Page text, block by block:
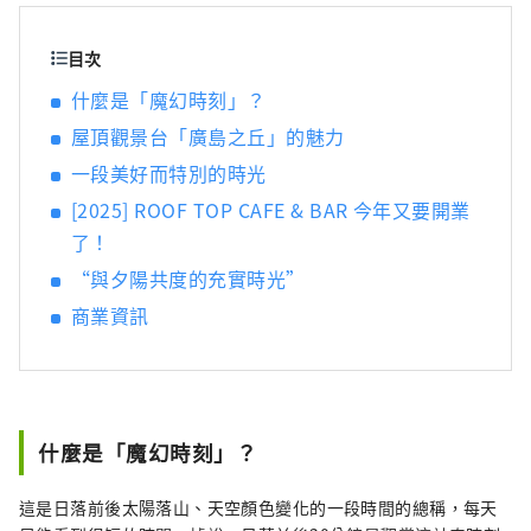
目次
什麼是「魔幻時刻」？
屋頂觀景台「廣島之丘」的魅力
一段美好而特別的時光
[2025] ROOF TOP CAFE & BAR 今年又要開業
了！
“與夕陽共度的充實時光”
商業資訊
什麼是「魔幻時刻」？
這是日落前後太陽落山、天空顏色變化的一段時間的總稱，每天